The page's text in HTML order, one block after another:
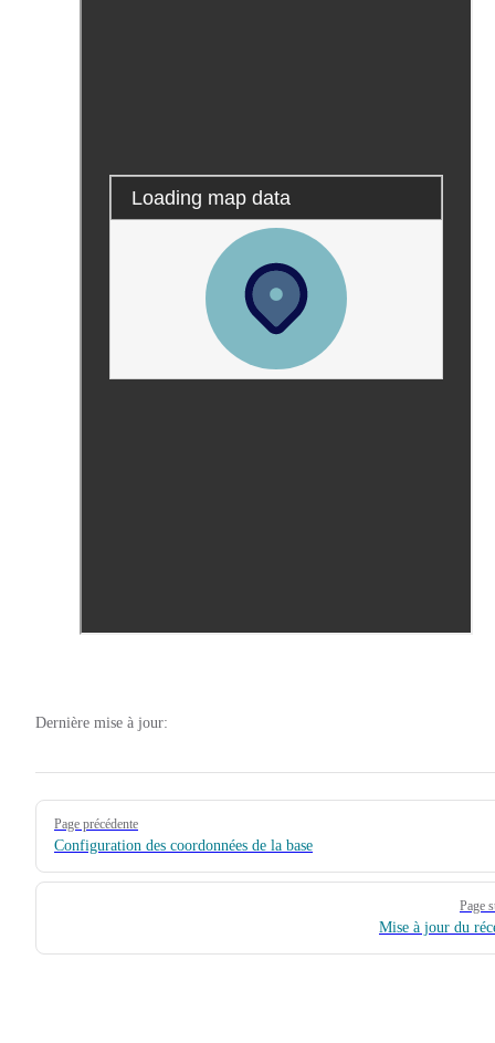
Dernière mise à jour:
Pager
Page précédente
Configuration des coordonnées de la base
Page
Mise à jour du